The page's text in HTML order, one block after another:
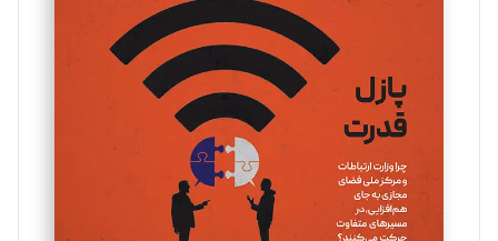
یسنا امان‌پور
تحریریه
ملینا جعفری
تحریریه